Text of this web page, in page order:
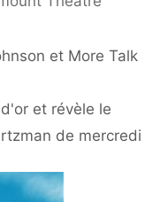
et More Talk
et révèle le
de mercredi